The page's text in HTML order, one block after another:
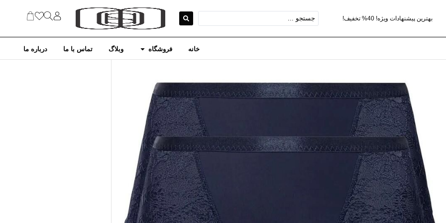
بهترین پیشنهادات ویژه! 40% تخفیف!
خانه فروشگاه وبلاگ تماس با ما درباره ما